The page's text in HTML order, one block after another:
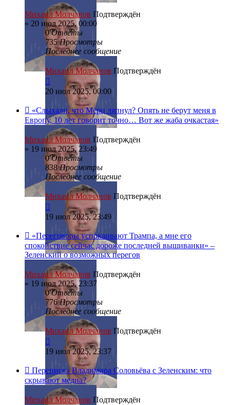
Михаил Молчанов Подтверждён
» 20 июл 2025, 00:00
0Ответы
735Просмотры
Последнее сообщение
Михаил Молчанов Подтверждён
20 июл 2025, 00:00
«Слыхали, что Мерц ляпнул? Опять не берут меня в
Европу, 10 лет говорит точно… Вот же жаба очкастая»
Михаил Молчанов Подтверждён
» 19 июл 2025, 23:49
0Ответы
838Просмотры
Последнее сообщение
Михаил Молчанов Подтверждён
19 июл 2025, 23:49
«Переговоры успокаивают Трампа, а мне его
спокойствие сейчас дороже последней вышиванки» –
Зеленский о возможных перегов
Михаил Молчанов Подтверждён
» 19 июл 2025, 23:37
0Ответы
776Просмотры
Последнее сообщение
Михаил Молчанов Подтверждён
19 июл 2025, 23:37
Переписка Владимира Соловьёва с Зеленским: что
скрывают медиа?
Михаил Молчанов Подтверждён